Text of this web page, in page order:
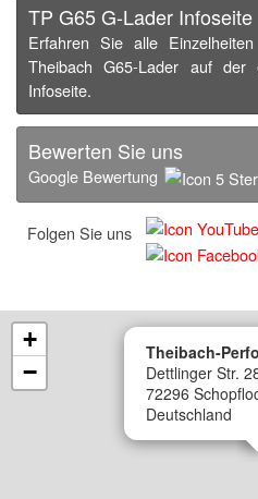
TP G65 G-Lader Infoseite
Erfahren Sie alle
Theibach G65-Lader auf der
Infoseite.
Bewerten Sie uns
Google Bewertung
Folgen Sie uns
Theibach-
Dettlinger Str.
72296
Deutschland
+
−